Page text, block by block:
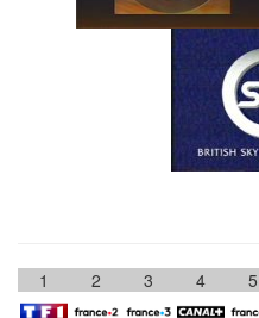
1 2 3 4 5